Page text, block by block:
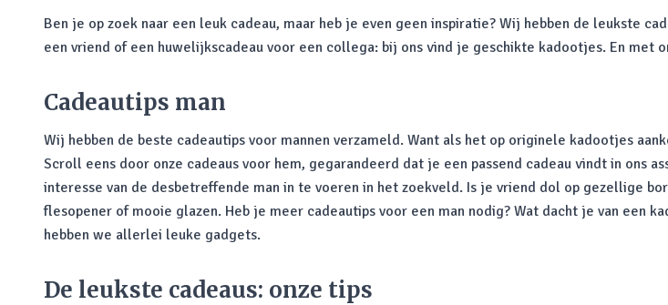
Ben je op zoek naar een leuk cadeau, maar heb je even geen inspiratie? Wij hebben de leukste
een vriend of een huwelijkscadeau voor een collega: bij ons vind je geschikte kadootjes. En met
Cadeautips man
Wij hebben de beste cadeautips voor mannen verzameld. Want als het op originele kadootjes
Scroll eens door onze cadeaus voor hem, gegarandeerd dat je een passend cadeau vindt in ons
interesse van de desbetreffende man in te voeren in het zoekveld. Is je vriend dol op gezellige
flesopener of mooie glazen. Heb je meer cadeautips voor een man nodig? Wat dacht je van een
hebben we allerlei leuke gadgets.
De leukste cadeaus: onze tips